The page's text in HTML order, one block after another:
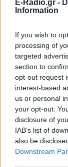
E-Radio.gr -
Information
If you wish to
processing of
targeted
section to
opt-out request
interest-based
us or personal
your opt-out.
disclosure of
IAB’s list of
also be
Downstream
ΔΕΙΤΕ